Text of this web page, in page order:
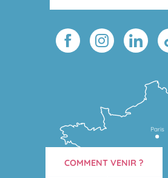
Paris
COMMENT VENIR ?